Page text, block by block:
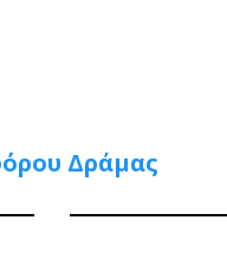
Δράμας